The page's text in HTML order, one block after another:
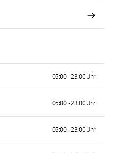
05:00 - 23:00 Uhr
05:00 - 23:00 Uhr
05:00 - 23:00 Uhr